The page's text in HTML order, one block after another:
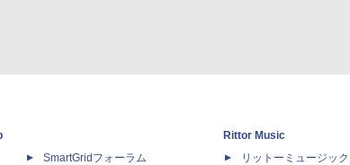
SmartGridフォーラム
Rittor Music
リットーミュージック